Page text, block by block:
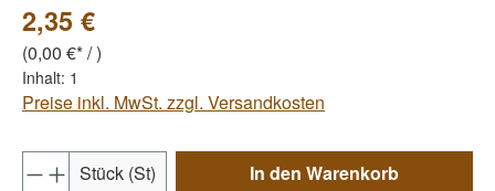
2,35 €
(0,00 €* / )
Inhalt: 1
Preise inkl. MwSt. zzgl. Versandkosten
Produkt Anzahl: Gib den gewünschten
Stück (St) In den Warenkorb